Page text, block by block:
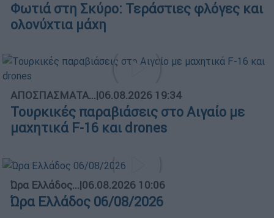
Φωτιά στη Σκύρο: Τεράστιες φλόγες και
ολονύχτια μάχη
ΑΠΟΣΠΑΣΜΑΤΑ...|06.08.2026 19:34
Τουρκικές παραβιάσεις στο Αιγαίο με
μαχητικά F-16 και drones
Ώρα Ελλάδος...|06.08.2026 10:06
Ώρα Ελλάδος 06/08/2026